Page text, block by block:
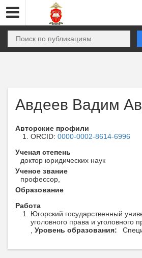
Авдеев Вадим
Авторские профили
ORCID: 0000-0002-8614-6996
Ученая степень
доктор юридических наук
Ученое звание
профессор,
Образование
Работа
Югорский государственный
уголовного права и уголовного
Уровень образования: